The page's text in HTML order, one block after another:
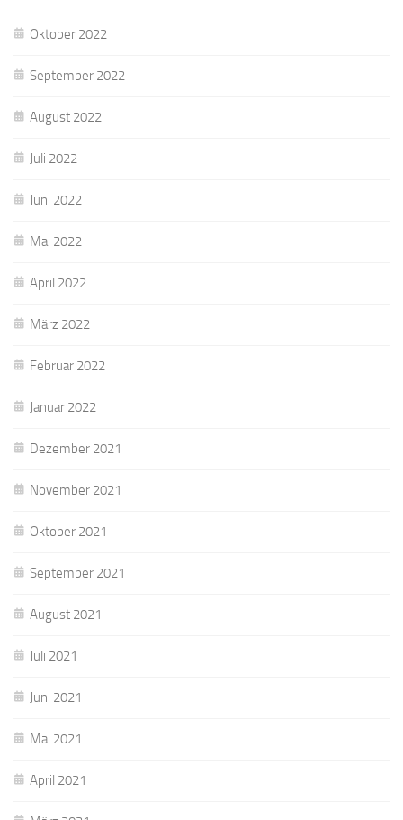
Oktober 2022
September 2022
August 2022
Juli 2022
Juni 2022
Mai 2022
April 2022
März 2022
Februar 2022
Januar 2022
Dezember 2021
November 2021
Oktober 2021
September 2021
August 2021
Juli 2021
Juni 2021
Mai 2021
April 2021